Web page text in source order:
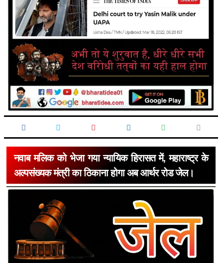
नवाब मलिक को भेजा गया न्यायिक हिरासत में, महाराष्ट्र के
अल्पसंख्यक मंत्री का ठिकाना होगा अब आर्थर रोड जेल।